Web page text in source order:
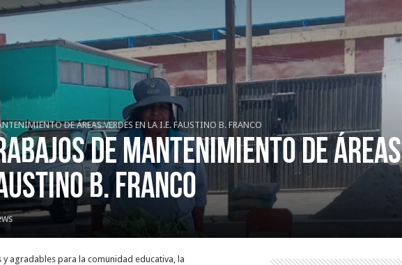
DE ÁREAS VERDES EN LA I.E. FAUSTINO B. FRANCO
DE MANTENIMIENTO DE ÁREAS
B. FRANCO
agradables para la comunidad educativa, la